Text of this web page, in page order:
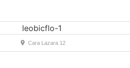
Cara Lazara 12